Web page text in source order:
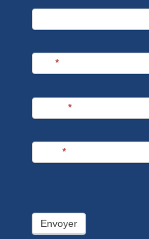
newsletter
*
*
*
Envoyer